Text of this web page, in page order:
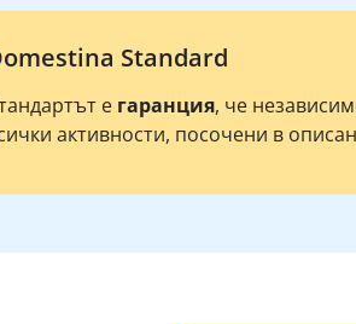
Standard
е гаранция, че
активности, посочени в